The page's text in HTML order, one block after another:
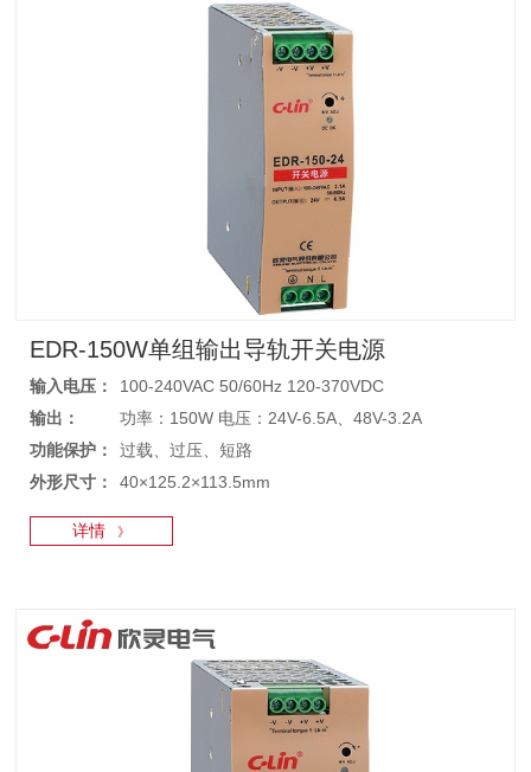
EDR-150W单组输出导轨开关电源
输入电压：
100-240VAC 50/60Hz 120-370VDC
输出：
功率：150W 电压：24V-6.5A、48V-3.2A
功能保护：
过载、过压、短路
外形尺寸：
40×125.2×113.5mm
详情 》